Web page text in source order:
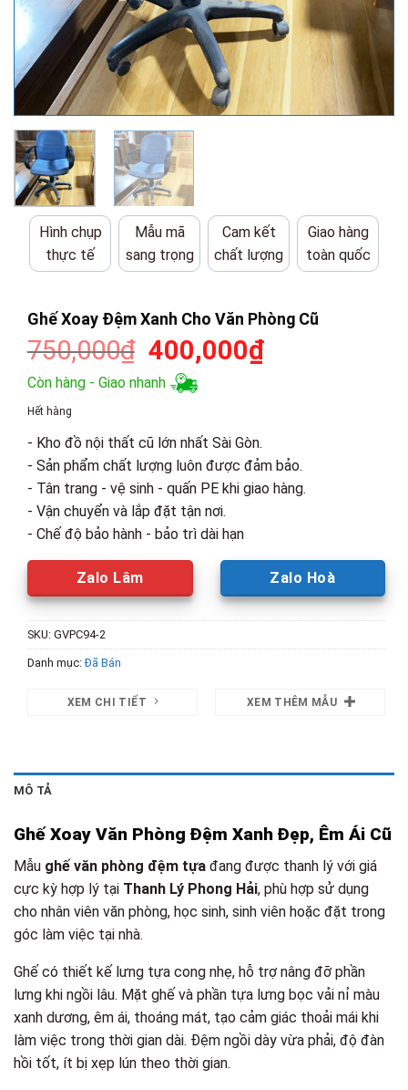
Hình chụp
thực tế
Mẫu mã
sang trọng
Cam kết
chất lượng
Giao hàng
toàn quốc
Ghế Xoay Đệm Xanh Cho Văn Phòng Cũ
750,000₫ Giá
gốc
400,000₫Giá
400,000₫.
Còn hàng - Giao nhanh
Hết hàng
- Kho đồ nội thất cũ lớn nhất Sài Gòn.
- Sản phẩm chất lượng luôn được đảm bảo.
- Tân trang - vệ sinh - quấn PE khi giao hàng.
- Vận chuyển và lắp đặt tận nơi.
- Chế độ bảo hành - bảo trì dài hạn
Zalo Lâm Zalo Hoà
SKU: GVPC94-2
Danh mục:Đã Bán
XEM CHI TIẾT XEM THÊM MẪU
MÔ TẢ
Ghế Xoay Văn Phòng Đệm Xanh Đẹp, Êm Ái Cũ
Mẫu ghế văn phòng đệm tựa đang được thanh lý với giá
cực kỳ hợp lý tại Thanh Lý Phong Hải, phù hợp sử dụng
cho nhân viên văn phòng, học sinh, sinh viên hoặc đặt trong
góc làm việc tại nhà.
Ghế có thiết kế lưng tựa cong nhẹ, hỗ trợ nâng đỡ phần
lưng khi ngồi lâu. Mặt ghế và phần tựa lưng bọc vải nỉ màu
xanh dương, êm ái, thoáng mát, tạo cảm giác thoải mái khi
làm việc trong thời gian dài. Đệm ngồi dày vừa phải, độ đàn
hồi tốt, ít bị xẹp lún theo thời gian.